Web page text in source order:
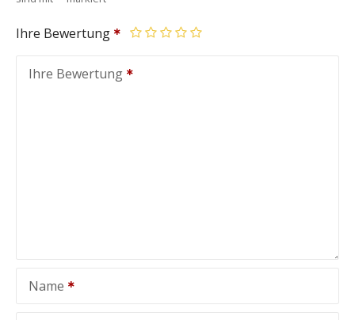
Ihre Bewertung
Ihre Bewertung
Name